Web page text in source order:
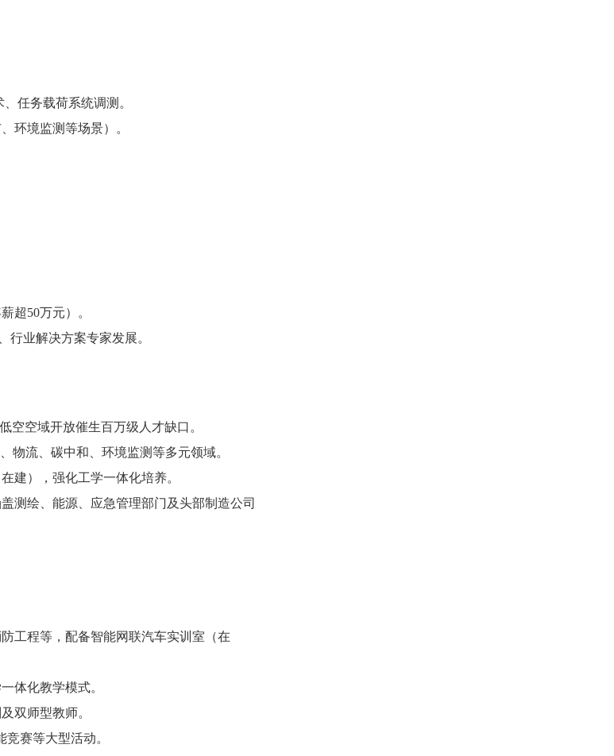
任务载荷系统调测。
环境监测等场景）。
超50万元）。
行业解决方案专家发展。
空空域开放催生百万级人才缺口。
物流、碳中和、环境监测等多元领域。
建），强化工学一体化培养。
测绘、能源、应急管理部门及头部制造公司
工程等，配备智能网联汽车实训室（在
体化教学模式。
双师型教师。
赛等大型活动。